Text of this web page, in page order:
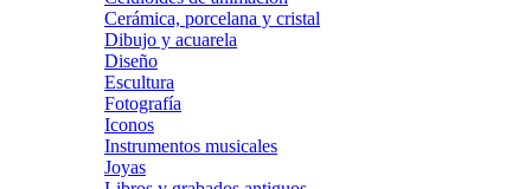
Cerámica, porcelana y cristal
Dibujo y acuarela
Diseño
Escultura
Fotografía
Iconos
Instrumentos musicales
Joyas